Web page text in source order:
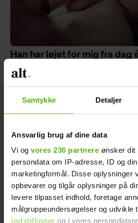
Samtykke Detaljer
Ansvarlig brug af dine data
Vi og vores 236 partnere ønsker dit
persondata om IP-adresse, ID og
marketingformål. Disse oplysninger
opbevarer og tilgår oplysninger på
levere tilpasset indhold, foretage
målgruppeundersøgelser og udvikle
indstillinger og i vores
Han har løjet for mig fra dag